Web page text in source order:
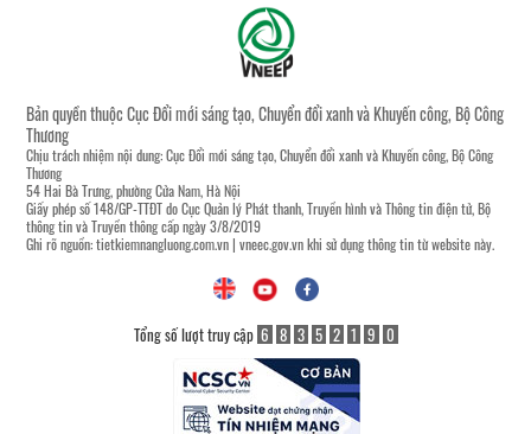
Bản quyền thuộc Cục Đổi mới sáng tạo, Chuyển đổi xanh và Khuyến công, Bộ Công
Thương
Chịu trách nhiệm nội dung: Cục Đổi mới sáng tạo, Chuyển đổi xanh và Khuyến công, Bộ Công
Thương
54 Hai Bà Trưng, phường Cửa Nam, Hà Nội
Giấy phép số 148/GP-TTĐT do Cục Quản lý Phát thanh, Truyền hình và Thông tin điện tử, Bộ
thông tin và Truyền thông cấp ngày 3/8/2019
Ghi rõ nguồn:tietkiemnangluong.com.vn| vneec.gov.vnkhi sử dụng thông tin từ website này.
Tổng số lượt truy cập 6 8 3 5 2 1 9 0